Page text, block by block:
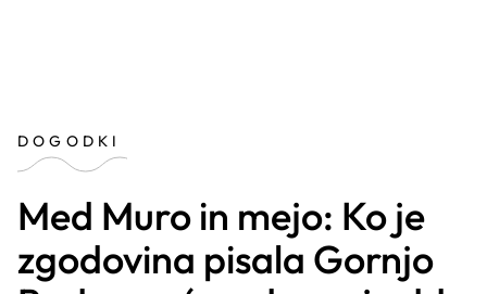
DOGODKI
Med Muro in mejo: Ko je
zgodovina pisala Gornjo